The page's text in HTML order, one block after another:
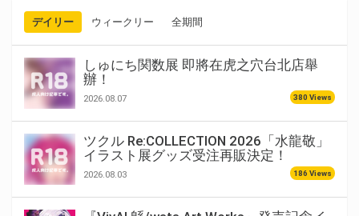
デイリー ウィークリー 全期間
しゅにち関数展 即將在虎之穴台北店舉
辦！
2026.08.07 380 Views
ツクル Re:COLLECTION 2026「水龍敬」
イラスト展グッズ受注再販決定！
2026.08.03 186 Views